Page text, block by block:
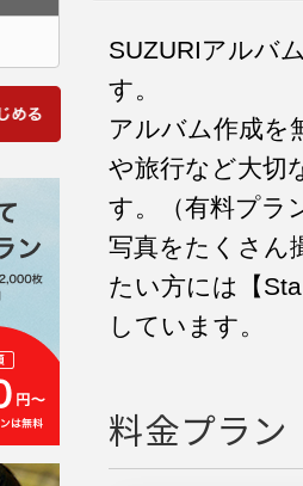
SUZURIアルバ
す。
アルバム作成を
や旅行など大切
す。（有料プラ
写真をたくさん
たい方には【
しています。
料金プラン